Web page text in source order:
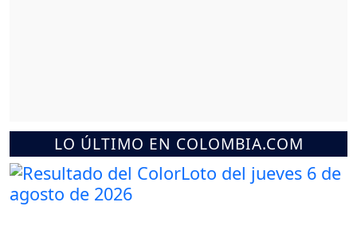
LO ÚLTIMO EN COLOMBIA.COM